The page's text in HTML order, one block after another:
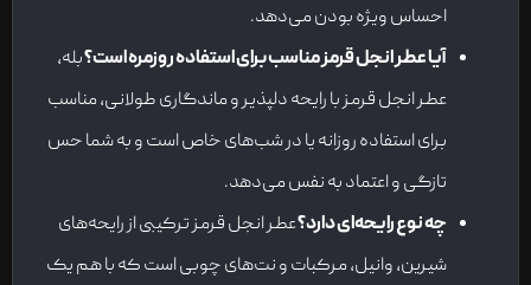
احساس ویژه بودن می‌دهد.
آیا عطر انجل قرمز مناسب برای استفاده روزمره است؟بله،
عطر انجل قرمز با رایحه دلپذیر و ماندگاری طولانی، مناسب
برای استفاده روزانه یا در شب‌های خاص است و به شما حس
تازگی و اعتماد به نفس می‌دهد.
چه نوع رایحه‌ای دارد؟عطر انجل قرمز ترکیبی از رایحه‌های
شیرین، وانیل، مرکبات و نت‌های چوبی است که با هم یک